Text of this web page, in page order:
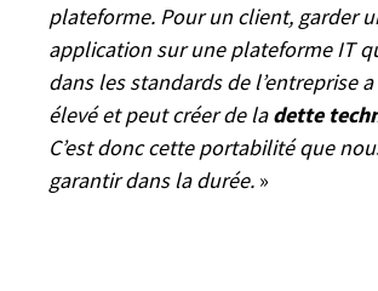
plateforme. Pour un client, garder
application sur une plateforme IT
dans les standards de l’entreprise
élevé et peut créer de ladette
C’est donc cette portabilité que
garantir dans la durée. »